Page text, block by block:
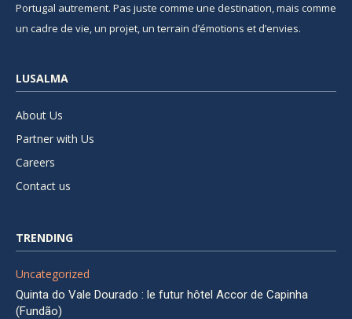
Portugal autrement. Pas juste comme une destination, mais comme
un cadre de vie, un projet, un terrain d’émotions et d’envies.
LUSALMA
About Us
Partner with Us
Careers
Contact us
TRENDING
Uncategorized
Quinta do Vale Dourado : le futur hôtel Accor de Capinha
(Fundão)